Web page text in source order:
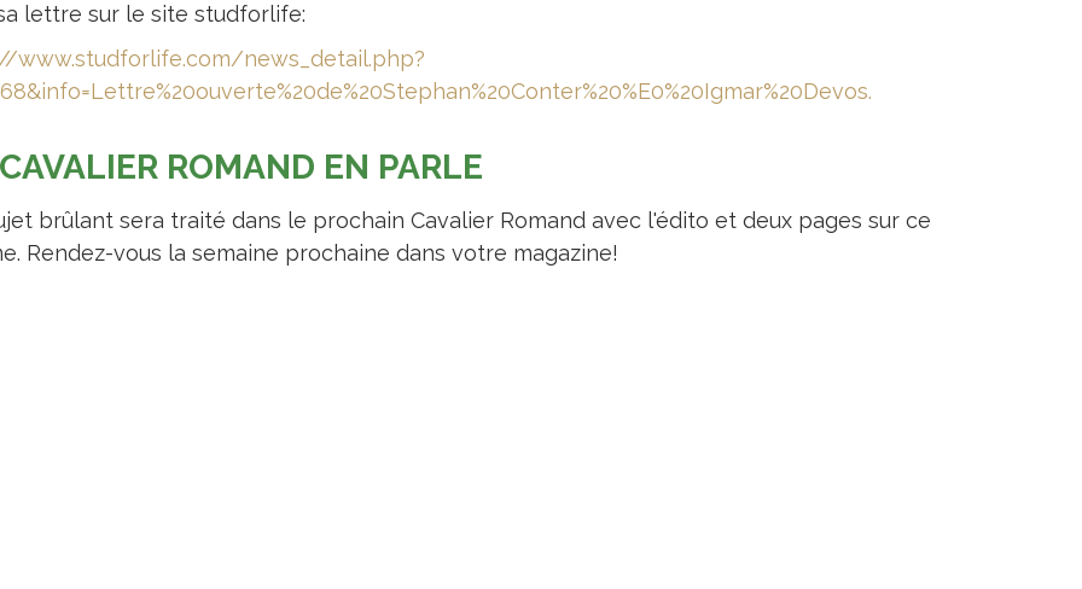
lettre sur le site studforlife:
www.studforlife.com/news_detail.php?
ROMAND EN PARLE
brûlant sera traité dans le prochain Cavalier Romand avec l'édito et deux pages sur ce
Rendez-vous la semaine prochaine dans votre magazine!